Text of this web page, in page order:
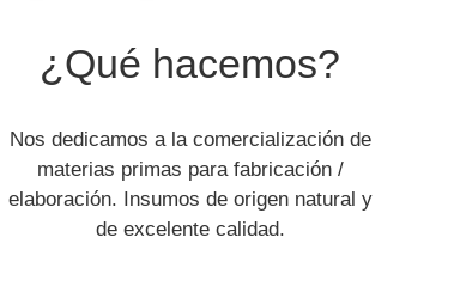
¿Qué hacemos?
Nos dedicamos a la comercialización de
materias primas para fabricación /
elaboración. Insumos de origen natural y
de excelente calidad.